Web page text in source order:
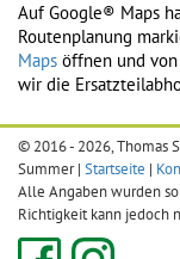
Auf Google® Maps
Routenplanung
Maps öffnen und
wir die
© 2016 - 2026, Thomas
Summer | Startseite |
Alle Angaben wurden
Richtigkeit kann jedoch